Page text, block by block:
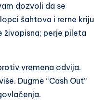
dozvoli da se
šahtova i rerne kriju
živopisna; perje pileta
vremena odvija.
Dugme “Cash Out”